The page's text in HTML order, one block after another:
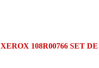
XEROX 108R00766 SET